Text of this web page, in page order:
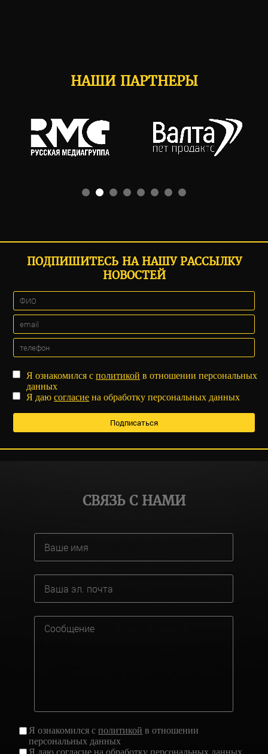
НАШИ ПАРТНЕРЫ
ПОДПИШИТЕСЬ НА НАШУ РАССЫЛКУ
НОВОСТЕЙ
Я ознакомился сполитикой в отношении персональных
данных
Я даюсогласие на обработку персональных данных
СВЯЗЬ С НАМИ
Я ознакомился сполитикой в отношении
персональных данных
Я даюсогласие на обработку персональных данных